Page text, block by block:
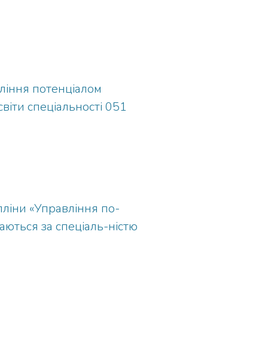
потенціалом
спеціальності 051
«Управління по-
за спеціаль-ністю